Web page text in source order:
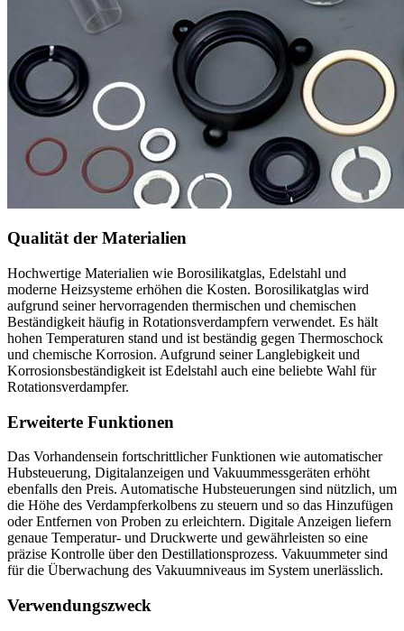
Qualität der Materialien
Hochwertige Materialien wie Borosilikatglas, Edelstahl und
moderne Heizsysteme erhöhen die Kosten. Borosilikatglas wird
aufgrund seiner hervorragenden thermischen und chemischen
Beständigkeit häufig in Rotationsverdampfern verwendet. Es hält
hohen Temperaturen stand und ist beständig gegen Thermoschock
und chemische Korrosion. Aufgrund seiner Langlebigkeit und
Korrosionsbeständigkeit ist Edelstahl auch eine beliebte Wahl für
Rotationsverdampfer.
Erweiterte Funktionen
Das Vorhandensein fortschrittlicher Funktionen wie automatischer
Hubsteuerung, Digitalanzeigen und Vakuummessgeräten erhöht
ebenfalls den Preis. Automatische Hubsteuerungen sind nützlich, um
die Höhe des Verdampferkolbens zu steuern und so das Hinzufügen
oder Entfernen von Proben zu erleichtern. Digitale Anzeigen liefern
genaue Temperatur- und Druckwerte und gewährleisten so eine
präzise Kontrolle über den Destillationsprozess. Vakuummeter sind
für die Überwachung des Vakuumniveaus im System unerlässlich.
Verwendungszweck